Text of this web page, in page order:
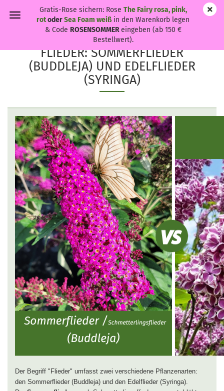
Gratis-Rose sichern: Rose The Fairy rosa, pink,
rotoderSea Foam weißin den Warenkorb legen
& Code ROSENSOMMEReingeben (ab 150 €
Bestellwert).
FLIEDER: SOMMERFLIEDER
(BUDDLEJA) UND EDELFLIEDER
(SYRINGA)
Der Begriff "Flieder" umfasst zwei verschiedene Pflanzenarten:
den Sommerflieder (Buddleja) und den Edelflieder (Syringa).